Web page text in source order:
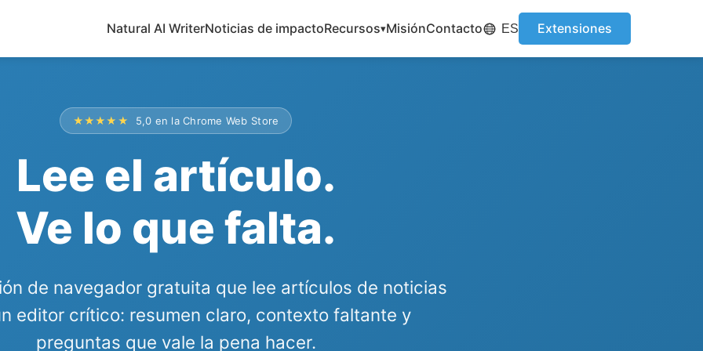
Natural AI WriterNoticias de impactoRecursos MisiónContacto ES Extensiones
★★★★★ 5,0 en la Chrome Web Store
Lee el artículo.
Ve lo que falta.
de navegador gratuita que lee artículos de noticias
editor crítico: resumen claro, contexto faltante y
preguntas que vale la pena hacer.